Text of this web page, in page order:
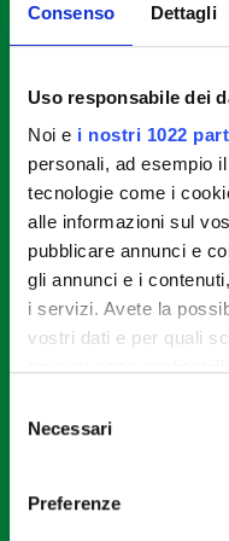
Consenso Dettagli
Uso responsabile dei
Noi e i nostri 1022
personali, ad esempio
tecnologie come i
alle informazioni sul
pubblicare annunci e
gli annunci e i
i servizi. Avete la
vostri dati e per quali
modificare o revocare il
momento dalla
delNecessari
Preferenze
Come
formaggio
STEP 1
Cuocere la
°C e cuocere la
circa 12 minuti,
STEP 2
Farcire i croissant:
Edamer.